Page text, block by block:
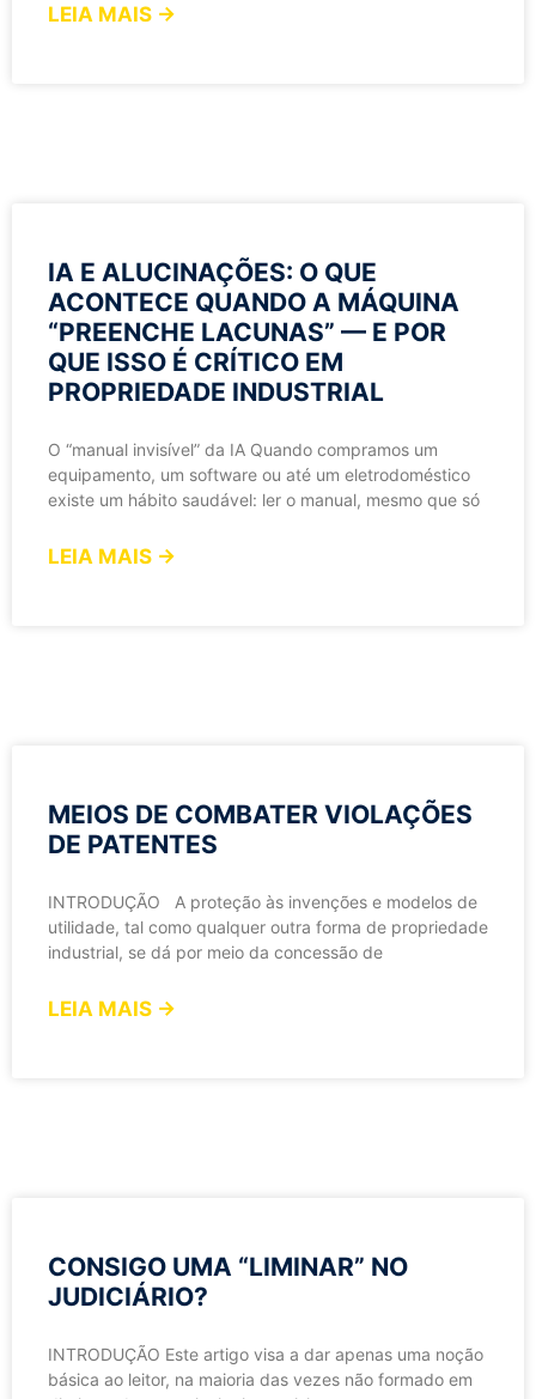
LEIA MAIS →
IA E ALUCINAÇÕES: O QUE
ACONTECE QUANDO A MÁQUINA
“PREENCHE LACUNAS” — E POR
QUE ISSO É CRÍTICO EM
PROPRIEDADE INDUSTRIAL
O “manual invisível” da IA Quando compramos um
equipamento, um software ou até um eletrodoméstico
existe um hábito saudável: ler o manual, mesmo que só
LEIA MAIS →
MEIOS DE COMBATER VIOLAÇÕES
DE PATENTES
INTRODUÇÃO A proteção às invenções e modelos de
utilidade, tal como qualquer outra forma de propriedade
industrial, se dá por meio da concessão de
LEIA MAIS →
CONSIGO UMA “LIMINAR” NO
JUDICIÁRIO?
INTRODUÇÃO Este artigo visa a dar apenas uma noção
básica ao leitor, na maioria das vezes não formado em